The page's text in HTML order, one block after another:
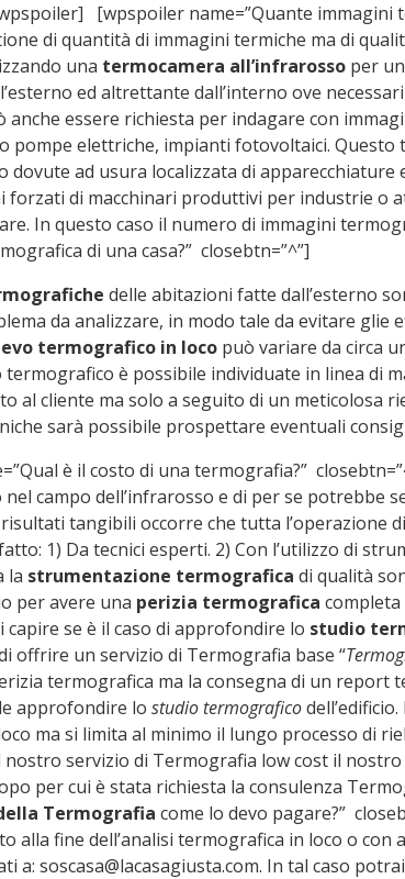
[wpspoiler name=”Quante immagini
di quantità di immagini termiche ma di
una termocamera all’infrarosso per
ed altrettante dall’interno ove
anche essere richiesta per indagare con
pompe elettriche, impianti fotovoltaici.
dovute ad usura localizzata di
forzati di macchinari produttivi per industrie o
In questo caso il numero di immagini
di una casa?” closebtn=”^”]
delle abitazioni fatte dall’esterno
da analizzare, in modo tale da evitare
termografico in loco può variare da circa
è possibile individuate in linea di
al cliente ma solo a seguito di un meticolosa
sarà possibile prospettare eventuali
è il costo di una termografia?”
campo dell’infrarosso e di per se potrebbe
tangibili occorre che tutta l’operazione di
1) Da tecnici esperti. 2) Con l’utilizzo di
la strumentazione termografica di qualità
per avere una perizia termografica completa
se è il caso di approfondire lo studio
offrire un servizio di Termografia base “
termografica ma la consegna di un report
approfondire lo studio termografico
ma si limita al minimo il lungo processo di
servizio di Termografia low cost il
per cui è stata richiesta la consulenza
Termografia come lo devo pagare?”
alla fine dell’analisi termografica in loco o
a: soscasa@lacasagiusta.com. In tal caso